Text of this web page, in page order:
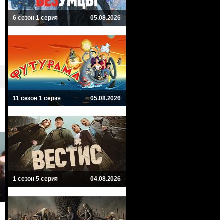
6 сезон 1 серия 05.08.2026
11 сезон 1 серия 05.08.2026
1 сезон 5 серия 04.08.2026